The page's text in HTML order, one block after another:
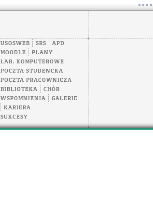
USOSWEB SRS
APD
MOODLE
PLANY
LAB. KOMPUTEROWE
POCZTA STUDENCKA
POCZTA PRACOWNICZA
BIBLIOTEKA
CHÓR
WSPOMNIENIA
GALERIE
KARIERA
SUKCESY